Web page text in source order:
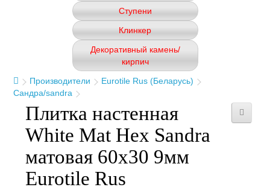
Ступени
Клинкер
Декоративный камень/
кирпич
Производители
Eurotile Rus (Беларусь)
Сандра/sandra
Плитка настенная
White Mat Hex Sandra
матовая 60x30 9мм
Eurotile Rus